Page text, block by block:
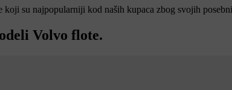
koji su najpopularniji kod naših kupaca zbog svojih
Volvo flote.